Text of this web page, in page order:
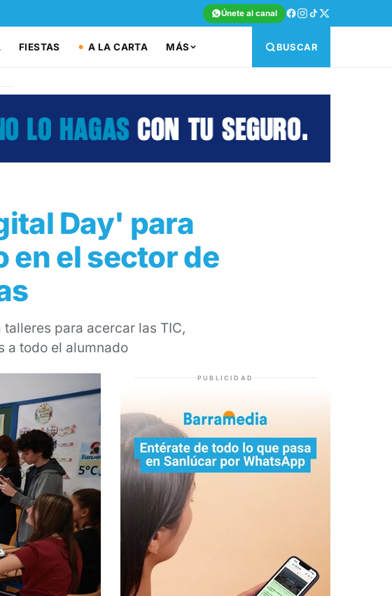
Únete al canal
FIESTAS A LA CARTA MÁS BUSCAR
Day' para
en el sector de
para acercar las TIC,
a todo el alumnado
PUBLICIDAD